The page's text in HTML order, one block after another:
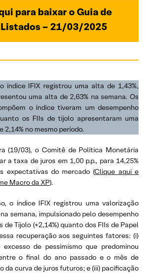
para baixar o Guia de
Listados – 21/03/2025
índice IFIX registrou uma alta de 1,43%,
uma alta de 2,63% na semana. Os
o índice tiveram um desempenho
os FIIs de tijolo apresentaram uma
2,14% no mesmo período.
(19/03), o Comitê de Política Monetária
a taxa de juros em 1,00 p.p., para 14,25%
expectativas do mercado (Clique aqui e
Macro da XP).
o índice IFIX registrou uma valorização
semana, impulsionado pelo desempenho
de Tijolo (+2,14%) quanto dos FIIs de Papel
recuperação aos seguintes fatores: (i)
de pessimismo que predominou
o final do ano passado e o mês de
da curva de juros futuros; e (iii) pacificação